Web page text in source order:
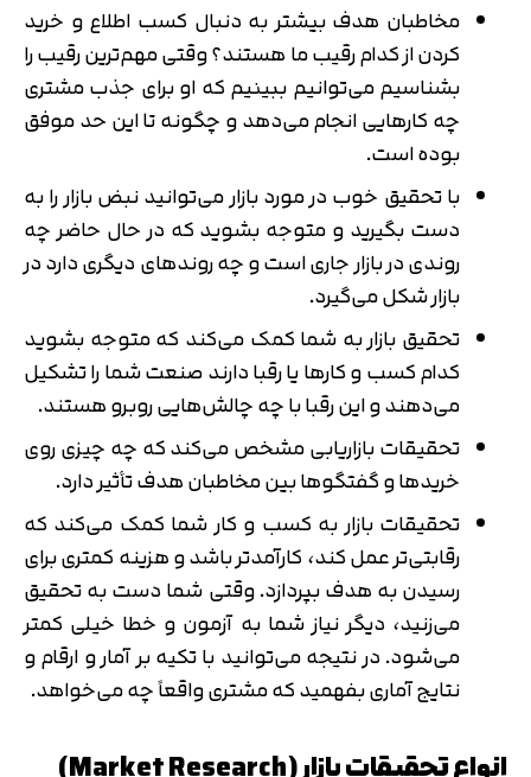
مخاطبان هدف بیشتر به دنبال کسب اطلاع و خرید
کردن از کدام رقیب ما هستند؟ وقتی مهم‌ترین رقیب را
بشناسیم می‌‌توانیم ببینیم که او برای جذب مشتری
چه کارهایی انجام می‌دهد و چگونه تا این حد موفق
بوده است.
با تحقیق خوب در مورد بازار می‌توانید نبض بازار را به
دست بگیرید و متوجه بشوید که در حال حاضر چه
روندی در بازار جاری است و چه روندهای دیگری دارد در
بازار شکل می‌گیرد.
تحقیق بازار به شما کمک می‌کند که متوجه بشوید
کدام کسب و کارها یا رقبا دارند صنعت شما را تشکیل
می‌دهند و این رقبا با چه چالش‌هایی روبرو هستند.
تحقیقات بازاریابی مشخص می‌کند که چه چیزی روی
خریدها و گفتگوها بین مخاطبان هدف تأثیر دارد.
تحقیقات بازار به کسب و کار شما کمک می‌کند که
رقابتی‌تر عمل کند، کارآمدتر باشد و هزینه کمتری برای
رسیدن به هدف بپردازد. وقتی شما دست به تحقیق
می‌زنید، دیگر نیاز شما به آزمون و خطا خیلی کمتر
می‌شود. در نتیجه می‌توانید با تکیه بر آمار و ارقام و
نتایج آماری بفهمید که مشتری واقعاً چه می‌خواهد.